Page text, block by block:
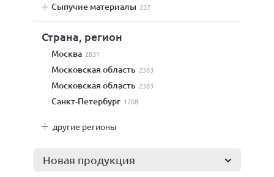
сыпучие материалы 337
Страна, регион
Москва 2831
Московская область 2383
Московская область 2383
Санкт-Петербург 1708
другие регионы
Новая продукция